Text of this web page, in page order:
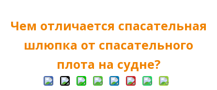
Чем отличается спасательная
шлюпка от спасательного
плота на судне?